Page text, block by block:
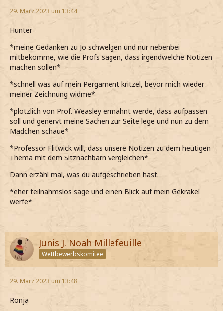
29. März 2023 um 13:44
Hunter
*meine Gedanken zu Jo schwelgen und nur nebenbei
mitbekomme, wie die Profs sagen, dass irgendwelche Notizen
machen sollen*
*schnell was auf mein Pergament kritzel, bevor mich wieder
meiner Zeichnung widme*
*plötzlich von Prof. Weasley ermahnt werde, dass aufpassen
soll und genervt meine Sachen zur Seite lege und nun zu dem
Mädchen schaue*
*Professor Flitwick will, dass unsere Notizen zu dem heutigen
Thema mit dem Sitznachbarn vergleichen*
Dann erzähl mal, was du aufgeschrieben hast.
*eher teilnahmslos sage und einen Blick auf mein Gekrakel
werfe*
Junis J. Noah Millefeuille
Wettbewerbskomitee
29. März 2023 um 13:48
Ronja